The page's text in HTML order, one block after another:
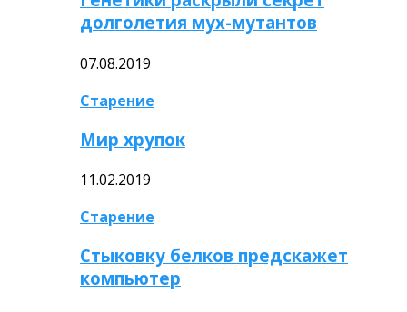
долголетия мух-мутантов
07.08.2019
Старение
Мир хрупок
11.02.2019
Старение
Стыковку белков предскажет
компьютер